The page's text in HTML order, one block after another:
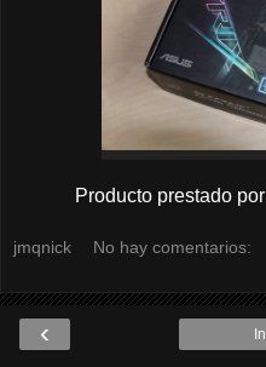
Producto prestado por
jmqnick No hay comentarios:
‹